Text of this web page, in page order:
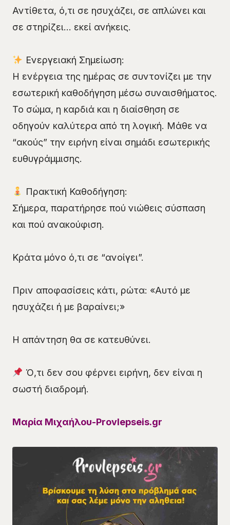
Αντίθετα, ό,τι σε ησυχάζει, σε απλώνει και
σε στηρίζει… εκεί ανήκεις.
Ενεργειακή Σημείωση:
Η ενέργεια της ημέρας σε συντονίζει με την
εσωτερική καθοδήγηση μέσω συναισθήματος.
Το σώμα, η καρδιά και η διαίσθηση σε
οδηγούν καλύτερα από τη λογική. Μάθε να
“ακούς” την ειρήνη είναι σημάδι εσωτερικής
ευθυγράμμισης.
Πρακτική Καθοδήγηση:
Σήμερα, παρατήρησε πού νιώθεις σύσπαση
και πού ανακούφιση.
Κράτα μόνο ό,τι σε “ανοίγει”.
Πριν αποφασίσεις κάτι, ρώτα: «Αυτό με
ησυχάζει ή με βαραίνει;»
Η απάντηση θα σε κατευθύνει.
Ό,τι δεν σου φέρνει ειρήνη, δεν είναι η
σωστή διαδρομή.
Μαρία Μιχαήλου-Provlepseis.gr